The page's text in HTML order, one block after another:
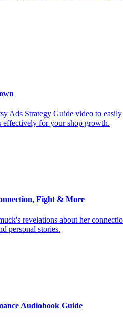
Ads Strategy Guide video to
effectively for your shop growth.
Fight & More
revelations about her
personal stories.
Audiobook Guide